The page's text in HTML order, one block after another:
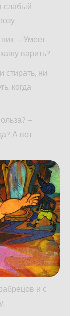
слабый
– Умеет
варить?
стирать, ни
когда
–
А вот
и с